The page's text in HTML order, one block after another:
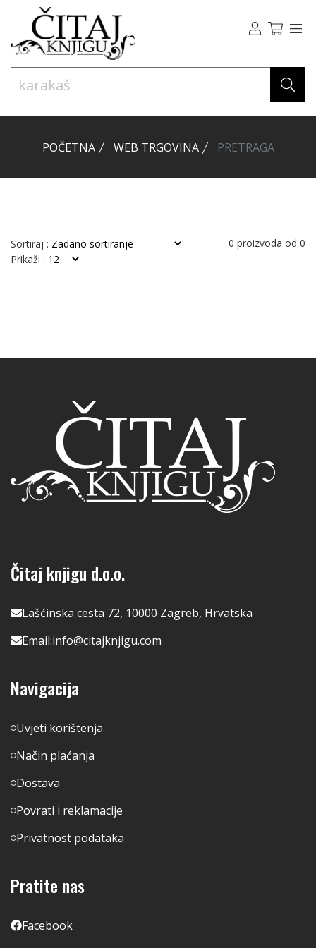
POČETNA WEB TRGOVINA PRETRAGA
Sortiraj : 0 proizvoda od 0
Prikaži :
Čitaj knjigu d.o.o.
Lašćinska cesta 72, 10000 Zagreb, Hrvatska
Email:info@citajknjigu.com
Navigacija
Uvjeti korištenja
Način plaćanja
Dostava
Povrati i reklamacije
Privatnost podataka
Pratite nas
Facebook